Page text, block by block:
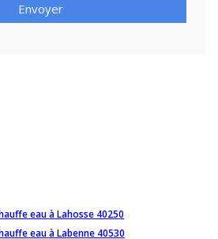
Envoyer
eau à Lahosse 40250
eau à Labenne 40530